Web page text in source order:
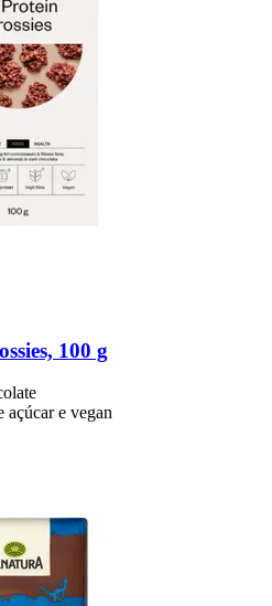
100 g
açúcar e vegan